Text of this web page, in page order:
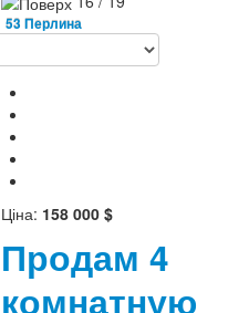
53 Перлина
Ціна: 158 000 $
Продам 4
комнатную